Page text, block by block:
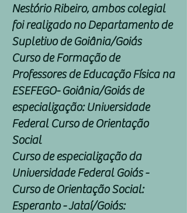
Nestório Ribeiro, ambos colegial
foi realizado no Departamento de
Supletivo de Goiânia/Goiás
Curso de Formação de
Professores de Educação Física na
ESEFEGO- Goiânia/Goiás de
especialização: Universidade
Federal Curso de Orientação
Social
Curso de especialização da
Universidade Federal Goiás -
Curso de Orientação Social:
Esperanto - Jataí/Goiás: